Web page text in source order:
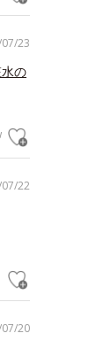
23
の
22
20